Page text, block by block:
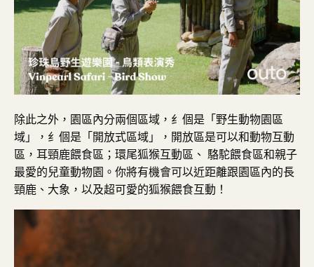
除此之外， 園區內分兩個區域，⺰個是「野⽣動物園區
域」，⺰個是「開放式區域」，開放區是可以和動物互動
區，⽿頸鹿餵食區；環尾狐猴互動區、 駱駝餵食區和親⼦
最愛的兒童動物園。 你將有機會可以近距離跟園區內的長
頸鹿、大象，以及超可愛的狐猴餵食互動！